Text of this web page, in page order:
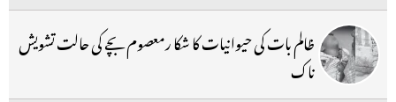
ظالم بات کی حیوانیات کا شکا رمعصوم بچے کی حالت تشویش
ناک